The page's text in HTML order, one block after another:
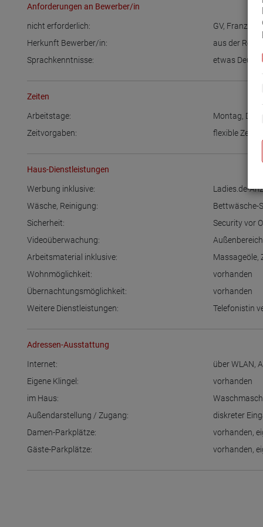
Anforderungen an Bewerber/in
nicht erforderlich: GV,
Herkunft Bewerber/in:
aus der Region
Sprachkenntnisse:
etwas
Zeiten
Arbeitstage: Montag,
Zeitvorgaben:
flexible
Haus-Dienstleistungen
Werbung inklusive:
Ladies.de-
Wäsche, Reinigung:
Bettwäsche-
Sicherheit:
Security vor
Videoüberwachung:
Außenbereich
Arbeitsmaterial inklusive:
Massageöle,
Wohnmöglichkeit:
vorhanden
Übernachtungsmöglichkeit:
vorhanden
Weitere Dienstleistungen:
Telefonistin
Adressen-Ausstattung
Internet: über WLAN,
Eigene Klingel:
vorhanden
im Haus:
Außendarstellung / Zugang:
diskreter
Damen-Parkplätze:
vorhanden,
Gäste-Parkplätze:
vorhanden,